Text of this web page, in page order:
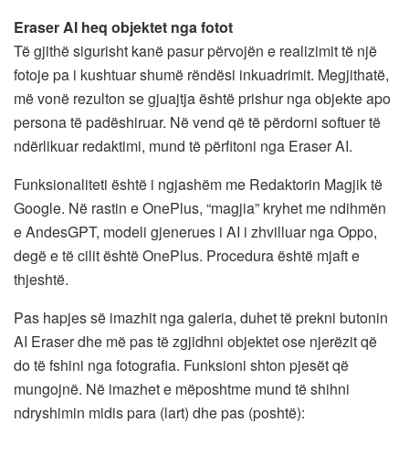
Eraser AI heq objektet nga fotot
Të gjithë sigurisht kanë pasur përvojën e realizimit të një
fotoje pa i kushtuar shumë rëndësi inkuadrimit. Megjithatë,
më vonë rezulton se gjuajtja është prishur nga objekte apo
persona të padëshiruar. Në vend që të përdorni softuer të
ndërlikuar redaktimi, mund të përfitoni nga Eraser AI.
Funksionaliteti është i ngjashëm me Redaktorin Magjik të
Google. Në rastin e OnePlus, “magjia” kryhet me ndihmën
e AndesGPT, modeli gjenerues i AI i zhvilluar nga Oppo,
degë e të cilit është OnePlus. Procedura është mjaft e
thjeshtë.
Pas hapjes së imazhit nga galeria, duhet të prekni butonin
AI ​​Eraser dhe më pas të zgjidhni objektet ose njerëzit që
do të fshini nga fotografia. Funksioni shton pjesët që
mungojnë. Në imazhet e mëposhtme mund të shihni
ndryshimin midis para (lart) dhe pas (poshtë):